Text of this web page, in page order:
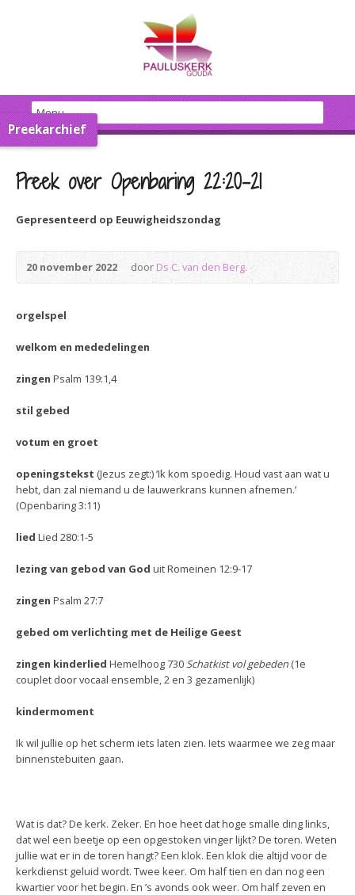
Preekarchief
Preek over Openbaring 22:20-21
Gepresenteerd op Eeuwigheidszondag
20 november 2022 doorDs C. van den Berg.
orgelspel
welkom en mededelingen
zingen Psalm 139:1,4
stil gebed
votum en groet
openingstekst (Jezus zegt:) ‘Ik kom spoedig. Houd vast aan wat u
hebt, dan zal niemand u de lauwerkrans kunnen afnemen.’
(Openbaring 3:11)
lied Lied 280:1-5
lezing van gebod van God uit Romeinen 12:9-17
zingen Psalm 27:7
gebed om verlichting met de Heilige Geest
zingen kinderlied Hemelhoog 730Schatkist vol gebeden (1e
couplet door vocaal ensemble, 2 en 3 gezamenlijk)
kindermoment
Ik wil jullie op het scherm iets laten zien. Iets waarmee we zeg maar
binnenstebuiten gaan.
Wat is dat? De kerk. Zeker. En hoe heet dat hoge smalle ding links,
dat wel een beetje op een opgestoken vinger lijkt? De toren. Weten
jullie wat er in de toren hangt? Een klok. Een klok die altijd voor de
kerkdienst geluid wordt. Twee keer. Om half tien en dan nog een
kwartier voor het begin. En ’s avonds ook weer. Om half zeven en